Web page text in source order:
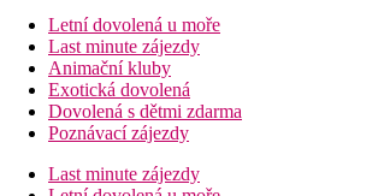
Letní dovolená u moře
Last minute zájezdy
Animační kluby
Exotická dovolená
Dovolená s dětmi zdarma
Poznávací zájezdy
Last minute zájezdy